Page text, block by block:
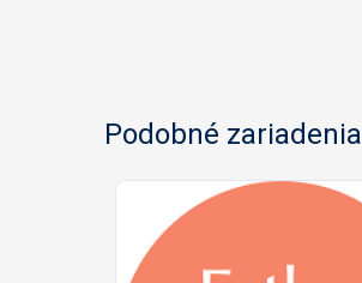
Podobné zariadenia